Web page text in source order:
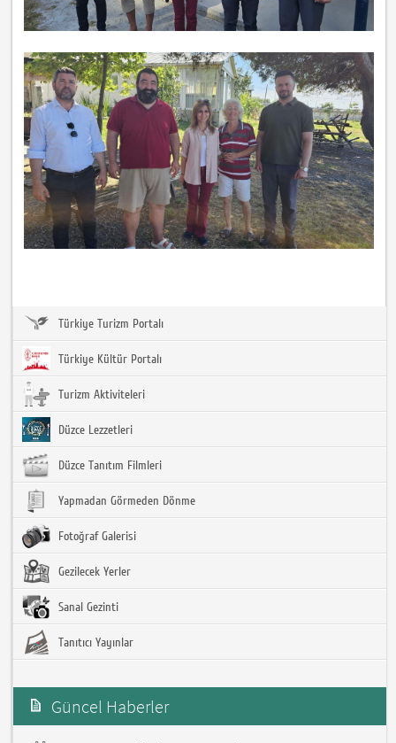
Türkiye Turizm Portalı
Türkiye Kültür Portalı
Turizm Aktiviteleri
Düzce Lezzetleri
Düzce Tanıtım Filmleri
Yapmadan Görmeden Dönme
Fotoğraf Galerisi
Gezilecek Yerler
Sanal Gezinti
Tanıtıcı Yayınlar
Güncel Haberler